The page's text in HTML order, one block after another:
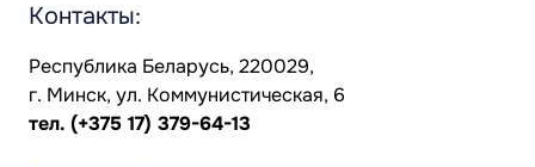
Контакты:
Республика Беларусь, 220029,
г. Минск, ул. Коммунистическая, 6
тел. (+375 17) 379-64-13